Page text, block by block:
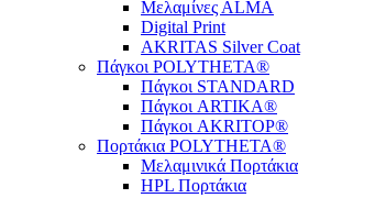
Μελαμίνες ΑLMA
Digital Print
AKRITAS Silver Coat
Πάγκοι POLYTHETA®
Πάγκοι STANDARD
Πάγκοι ARTIKA®
Πάγκοι AKRITOP®
Πορτάκια POLYTHETA®
Μελαμινικά Πορτάκια
HPL Πορτάκια